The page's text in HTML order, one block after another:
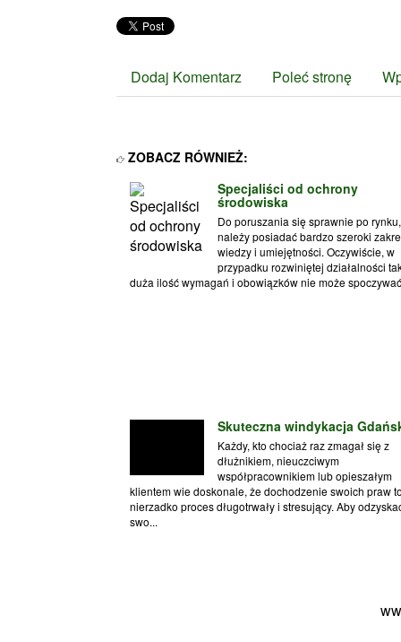
Dodaj Komentarz Poleć stronę
ZOBACZ RÓWNIEŻ:
Specjaliści od ochrony
środowiska
Do poruszania się sprawnie po rynku,
należy posiadać bardzo szeroki
wiedzy i umiejętności. Oczywiście, w
przypadku rozwiniętej działalności
duża ilość wymagań i obowiązków nie może
Skuteczna windykacja
Każdy, kto chociaż raz zmagał się z
dłużnikiem, nieuczciwym
współpracownikiem lub opieszałym
klientem wie doskonale, że dochodzenie swoich praw
nierzadko proces długotrwały i stresujący. Aby
swo...